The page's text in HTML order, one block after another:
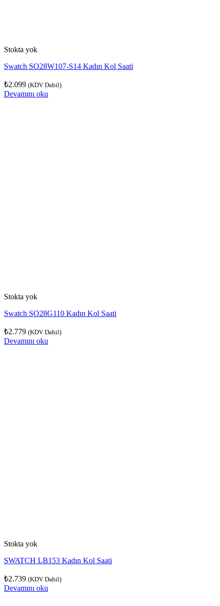
Stokta yok
Swatch SO28W107-S14 Kadın Kol Saati
₺2.099 (KDV Dahil)
Devamını oku
Stokta yok
Swatch SO28G110 Kadın Kol Saati
₺2.779 (KDV Dahil)
Devamını oku
Stokta yok
SWATCH LB153 Kadın Kol Saati
₺2.739 (KDV Dahil)
Devamını oku